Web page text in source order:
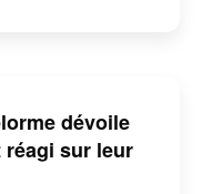
dévoile
sur leur